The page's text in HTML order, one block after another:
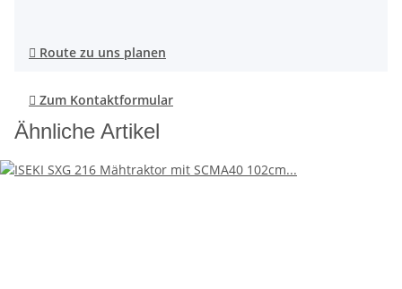
 Route zu uns planen
 Zum Kontaktformular
Ähnliche Artikel